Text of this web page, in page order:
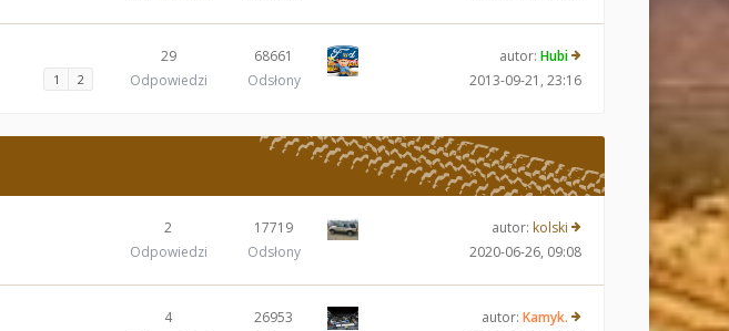
1 2
29
Odpowiedzi
68661
Odsłony
autor: Hubi
2013-09-21, 23:16
2
Odpowiedzi
17719
Odsłony
autor: kolski
2020-06-26, 09:08
4
26953
autor: Kamyk.